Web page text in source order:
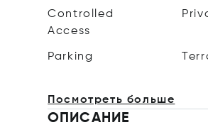
Controlled
Access
Parking
Посмотреть больше
ОПИСАНИЕ